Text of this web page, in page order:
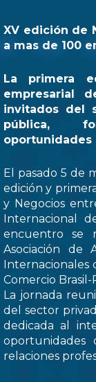
XV edición de
a mas de 100
La primera
empresarial
invitados del
pública,
oportunidades
El pasado 5 de
edición y
y Negocios
Internacional
encuentro se
Asociación de
Internacionales
Comercio Brasil-
La jornada
del sector
dedicada al
relaciones